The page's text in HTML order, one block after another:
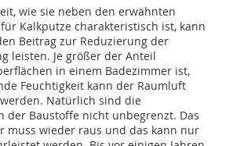
wie sie neben den erwähnten
Kalkputze charakteristisch ist, kann
Beitrag zur Reduzierung der
leisten. Je größer der Anteil
in einem Badezimmer ist,
Feuchtigkeit kann der Raumluft
Natürlich sind die
der Baustoffe nicht unbegrenzt. Das
muss wieder raus und das kann nur